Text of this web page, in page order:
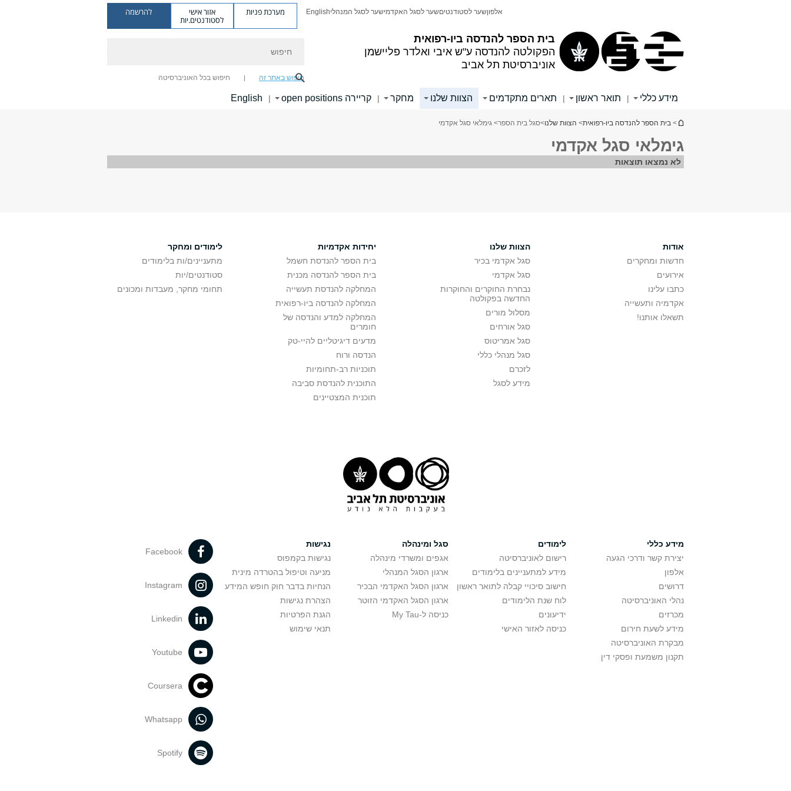
בית הספר להנדסה ביו-רפואית
הפקולטה להנדסה ע"ש איבי ואלדר פליישמן
אוניברסיטת תל אביב
אלפוןשער לסטודנטיםשער לסגל האקדמישער לסגל המנהליEnglish מערכת פניות אזור אישי
לסטודנטים.יות
להרשמה
חיפוש באתר זה חיפוש בכל האוניברסיטה
מידע כללי | תואר ראשון | תארים מתקדמים הצוות שלנו מחקר | קריירה open positions |
English
הינך נמצא כאן
> בית הספר להנדסה ביו-רפואית> הצוות שלנו>סגל בית הספר> גימלאי סגל אקדמי
גימלאי סגל אקדמי
לא נמצאו תוצאות
אודות
חדשות ומחקרים
אירועים
כתבו עלינו
אקדמיה ותעשייה
תשאלו אותנו!
הצוות שלנו
סגל אקדמי בכיר
סגל אקדמי
נבחרת החוקרים והחוקרות
החדשה בפקולטה
מסלול מורים
סגל אורחים
סגל אמריטוס
סגל מנהלי כללי
לזכרם
מידע לסגל
יחידות אקדמיות
בית הספר להנדסת חשמל
בית הספר להנדסה מכנית
המחלקה להנדסת תעשייה
המחלקה להנדסה ביו-רפואית
המחלקה למדע והנדסה של
חומרים
מדעים דיגיטליים להיי-טק
הנדסה ורוח
תוכניות רב-תחומיות
התוכנית להנדסת סביבה
תוכנית המצטיינים
לימודים ומחקר
מתעניינים/ות בלימודים
סטודנטים/יות
תחומי מחקר, מעבדות ומכונים
מידע כללי
יצירת קשר ודרכי הגעה
אלפון
דרושים
נהלי האוניברסיטה
מכרזים
מידע לשעת חירום
מבקרת האוניברסיטה
תקנון משמעת ופסקי דין
לימודים
רישום לאוניברסיטה
מידע למתעניינים בלימודים
חישוב סיכויי קבלה לתואר ראשון
לוח שנת הלימודים
ידיעונים
כניסה לאזור האישי
סגל ומינהלה
אגפים ומשרדי מינהלה
ארגון הסגל המנהלי
ארגון הסגל האקדמי הבכיר
ארגון הסגל האקדמי הזוטר
כניסה ל-My Tau
נגישות
נגישות בקמפוס
מניעה וטיפול בהטרדה מינית
הנחיות בדבר חוק חופש המידע
הצהרת נגישות
הגנת הפרטיות
תנאי שימוש
Facebook
Instagram
Linkedin
Youtube
Coursera
Whatsapp
Spotify